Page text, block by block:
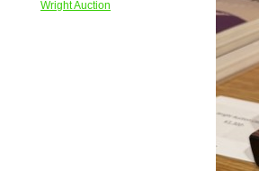
Wright Auction